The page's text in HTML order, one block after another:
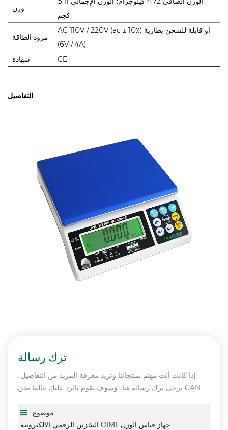
وزن
كجم
مزود الطاقة
AC 110V / 220V (ac ± 10٪) أو قابلة للشحن بطارية
(6V / 4A)
شهادة
CE
التفاصيل:
ترك رسالة
إذا كانت أنت مهتم بمنتجاتنا وتريد معرفة المزيد من التفاصيل،
يرجى ترك رسالة هنا، وسوف نقوم بالرد عليك حالما نحن CAN.
موضوع :
التخزين الرقمي الالكترونية OIML جهاز قياس الوزن